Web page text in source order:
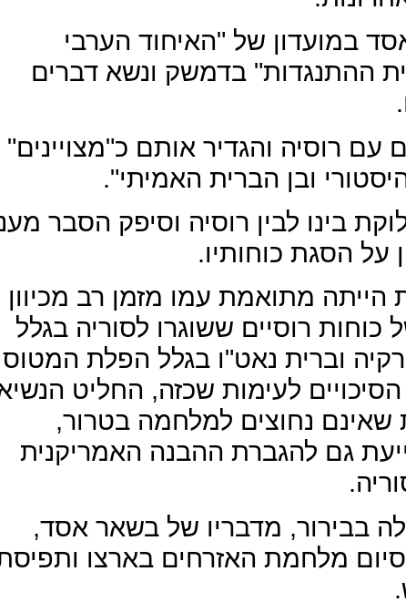
אסד במועדון של "האיחוד הערבי
ההתנגדות" בדמשק ונשא דברים
רוסיה והגדיר אותם כ"מצויינים"
ובן הברית האמיתי".
בינו לבין רוסיה וסיפק הסבר
על הסגת כוחותיו.
הייתה מתואמת עמו מזמן רב מכיוון
רוסיים ששוגרו לסוריה בגלל
וברית נאט"ו בגלל הפלת המטוס
לעימות שכזה, החליט
שאינם נחוצים למלחמה בטרור,
גם להגברת ההבנה האמריקנית
בבירור, מדבריו של בשאר אסד,
מלחמת האזרחים בארצו